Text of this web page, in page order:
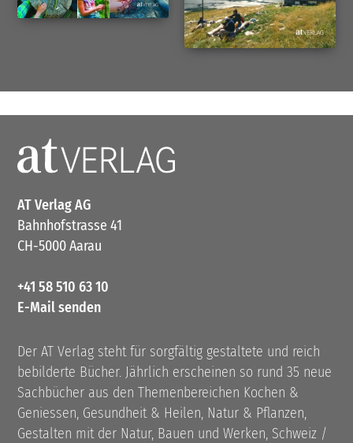
AT Verlag AG
Bahnhofstrasse 41
CH-5000 Aarau
+41 58 510 63 10
E-Mail senden
Der AT Verlag steht für sorgfältig gestaltete und reich
bebilderte Bücher. Jährlich erscheinen so rund 35 neue
Sachbücher aus den Themenbereichen Kochen &
Geniessen, Gesundheit & Heilen, Natur & Pflanzen,
Gestalten mit der Natur, Bauen und Werken, Schweiz /